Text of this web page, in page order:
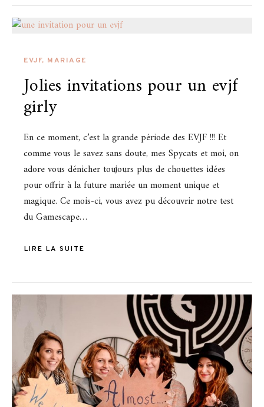
EVJF, MARIAGE
Jolies invitations pour un evjf
girly
En ce moment, c’est la grande période des EVJF !!! Et
comme vous le savez sans doute, mes Spycats et moi, on
adore vous dénicher toujours plus de chouettes idées
pour offrir à la future mariée un moment unique et
magique. Ce mois-ci, vous avez pu découvrir notre test
du Gamescape…
LIRE LA SUITE